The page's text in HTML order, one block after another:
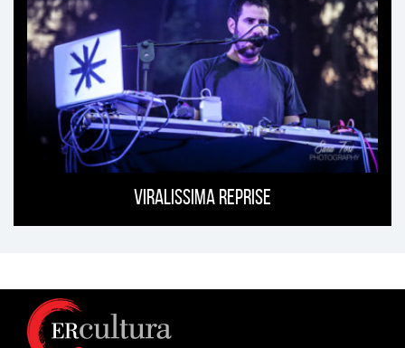
Viralissima Reprise